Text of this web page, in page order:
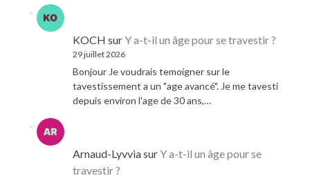
KOCH surY a-t-il un âge pour se travestir ?
29 juillet 2026
Bonjour Je voudrais temoigner sur le
tavestissement a un "age avancé". Je me tavesti
depuis environ l'age de 30 ans,…
Arnaud-LyvviasurY a-t-il un âge pour se
travestir ?